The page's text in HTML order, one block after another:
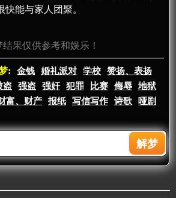
快能与家人团聚。
结果仅供参考和娱乐！
: 金钱 婚礼派对 学校
赞扬、表扬
盗 强盗 强奸 犯罪 比赛 侮辱
地狱
富、财产 报纸 写信写作 诗歌
哑剧